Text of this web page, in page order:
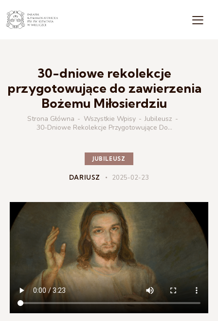
30-dniowe rekolekcje
przygotowujące do zawierzenia
Bożemu Miłosierdziu
Strona Główna Wszystkie Wpisy
Jubileusz
30-Dniowe Rekolekcje Przygotowujące Do...
JUBILEUSZ
DARIUSZ 2025-02-23